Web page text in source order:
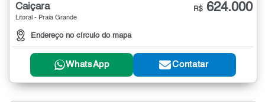
Caiçara
Litoral - Praia Grande
Endereço no círculo do mapa
R$ 624.000
WhatsApp Contatar